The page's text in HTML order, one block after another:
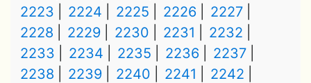
2223
2224 2225 2226
2227
2228
2229 2230 2231
2232
2233
2234 2235 2236
2237
2238
2239 2240 2241
2242